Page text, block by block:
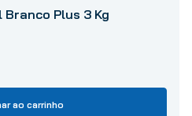
Plus 3 Kg
ao carrinho